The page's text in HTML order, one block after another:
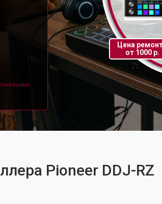
Цена
от 1000 р.
Pioneer DDJ-RZ